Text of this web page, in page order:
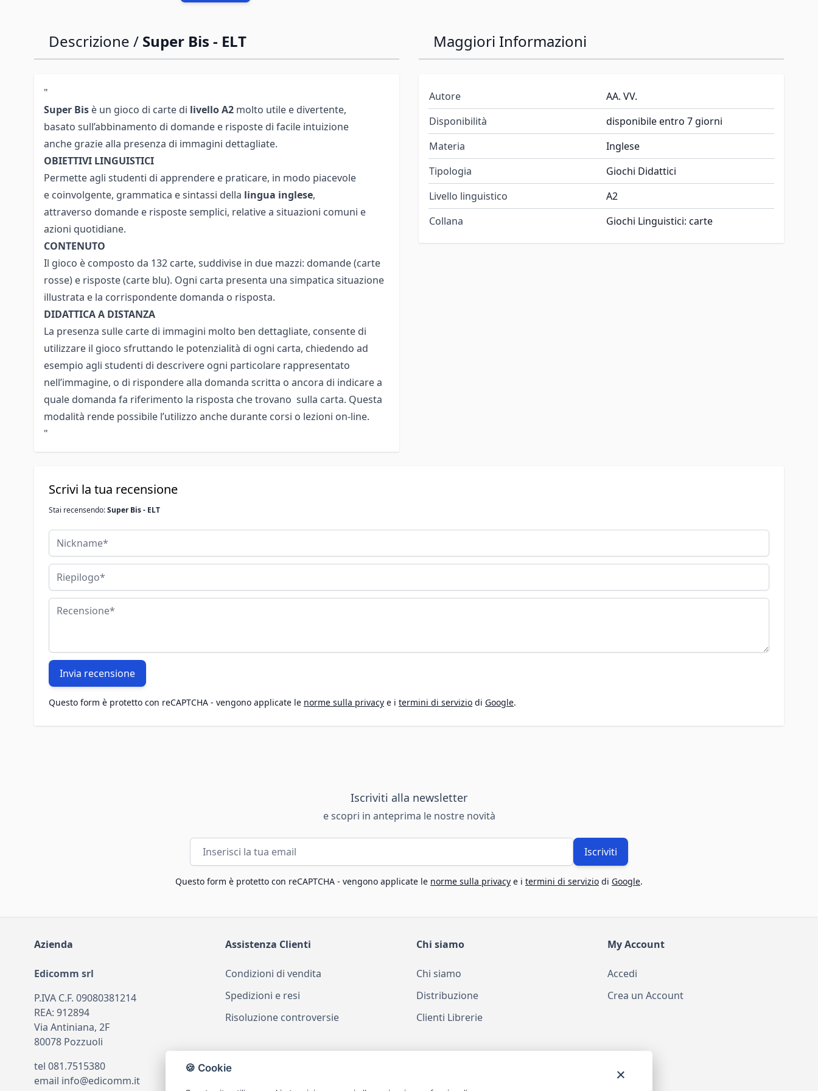
Descrizione / Super Bis - ELT
"
Super Bis è un gioco di carte di livello A2 molto utile e divertente,
basato sull’abbinamento di domande e risposte di facile intuizione
anche grazie alla presenza di immagini dettagliate.
OBIETTIVI LINGUISTICI
Permette agli studenti di apprendere e praticare, in modo piacevole
e coinvolgente, grammatica e sintassi della lingua inglese,
attraverso domande e risposte semplici, relative a situazioni comuni e
azioni quotidiane.
CONTENUTO
Il gioco è composto da 132 carte, suddivise in due mazzi: domande (carte
rosse) e risposte (carte blu). Ogni carta presenta una simpatica situazione
illustrata e la corrispondente domanda o risposta.
DIDATTICA A DISTANZA
La presenza sulle carte di immagini molto ben dettagliate, consente di
utilizzare il gioco sfruttando le potenzialità di ogni carta, chiedendo ad
esempio agli studenti di descrivere ogni particolare rappresentato
nell’immagine, o di rispondere alla domanda scritta o ancora di indicare a
quale domanda fa riferimento la risposta che trovano sulla carta. Questa
modalità rende possibile l’utilizzo anche durante corsi o lezioni on-line.
"
Maggiori Informazioni
Autore
AA. VV.
Disponibilità
disponibile entro 7 giorni
Materia
Inglese
Tipologia
Giochi Didattici
Livello linguistico
A2
Collana
Giochi Linguistici: carte
Scrivi la tua recensione
Stai recensendo:Super Bis - ELT
Nickname
Riepilogo
Recensione
Invia recensione
Questo form è protetto con reCAPTCHA - vengono applicate le norme sulla privacy e i termini di servizio di Google.
Iscriviti alla newsletter
e scopri in anteprima le nostre novità
Indirizzo email
Iscriviti
Questo form è protetto con reCAPTCHA - vengono applicate le norme sulla privacy e i termini di servizio di Google.
Azienda
Edicomm srl
P.IVA C.F. 09080381214
REA: 912894
Via Antiniana, 2F
80078 Pozzuoli
tel 081.7515380
email info@edicomm.it
Assistenza Clienti
Condizioni di vendita
Spedizioni e resi
Risoluzione controversie
Chi siamo
Chi siamo
Distribuzione
Clienti Librerie
My Account
Accedi
Crea un Account
🍪 Cookie